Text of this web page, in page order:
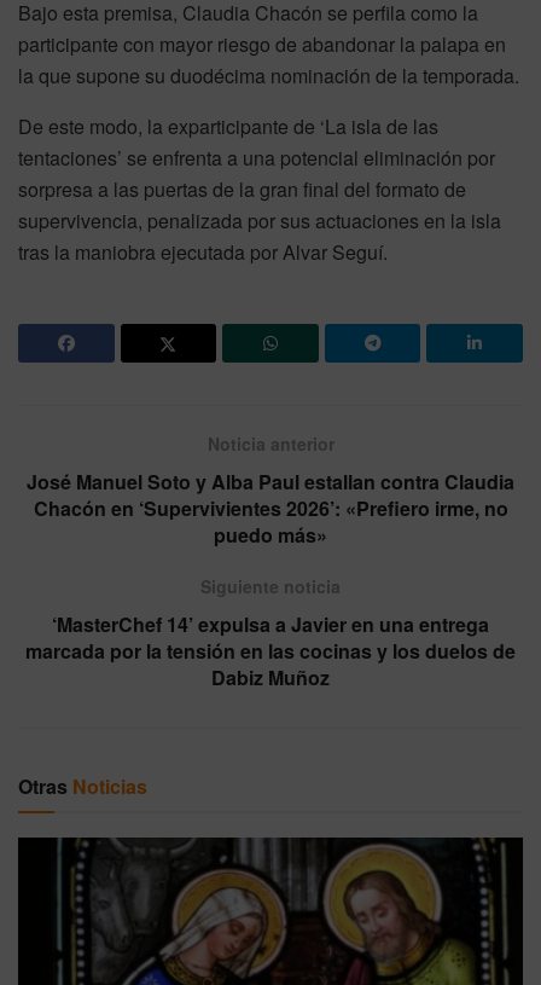
Bajo esta premisa, Claudia Chacón se perfila como la
participante con mayor riesgo de abandonar la palapa en
la que supone su duodécima nominación de la temporada.
De este modo, la exparticipante de ‘La isla de las
tentaciones’ se enfrenta a una potencial eliminación por
sorpresa a las puertas de la gran final del formato de
supervivencia, penalizada por sus actuaciones en la isla
tras la maniobra ejecutada por Alvar Seguí.
Noticia anterior
José Manuel Soto y Alba Paul estallan contra Claudia
Chacón en ‘Supervivientes 2026’: «Prefiero irme, no
puedo más»
Siguiente noticia
‘MasterChef 14’ expulsa a Javier en una entrega
marcada por la tensión en las cocinas y los duelos de
Dabiz Muñoz
Otras Noticias